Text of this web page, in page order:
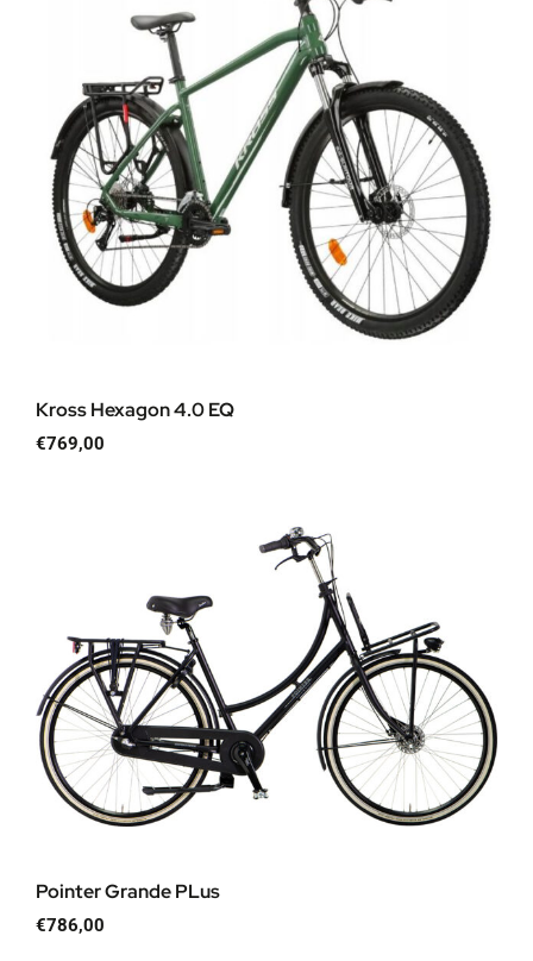
Kross Hexagon 4.0 EQ
€769,00
Pointer Grande PLus
€786,00